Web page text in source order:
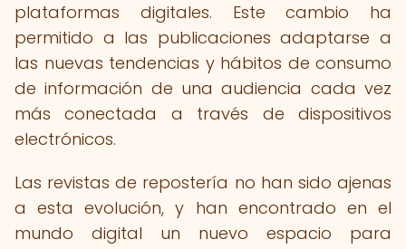
plataformas digitales. Este cambio ha
permitido a las publicaciones adaptarse a
las nuevas tendencias y hábitos de consumo
de información de una audiencia cada vez
más conectada a través de dispositivos
electrónicos.
Las revistas de repostería no han sido ajenas
a esta evolución, y han encontrado en el
mundo digital un nuevo espacio para